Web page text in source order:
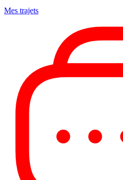
Mes trajets